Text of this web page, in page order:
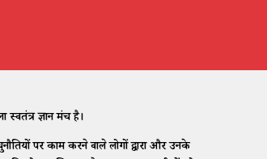
ज्ञान मंच है।
पर काम करने वाले लोगों द्वारा और उनके